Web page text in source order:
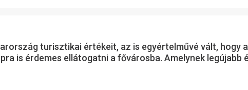
turisztikai értékeit, az is egyértelművé vált, hogy
is érdemes ellátogatni a fővárosba. Amelynek legújabb